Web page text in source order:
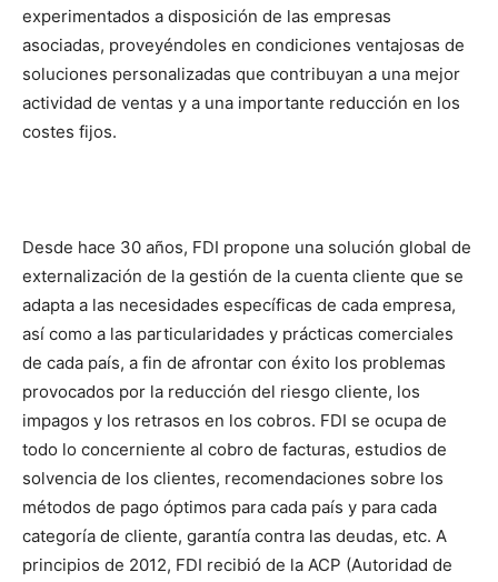
experimentados a disposición de las empresas
asociadas, proveyéndoles en condiciones ventajosas de
soluciones personalizadas que contribuyan a una mejor
actividad de ventas y a una importante reducción en los
costes fijos.
Desde hace 30 años, FDI propone una solución global de
externalización de la gestión de la cuenta cliente que se
adapta a las necesidades específicas de cada empresa,
así como a las particularidades y prácticas comerciales
de cada país, a fin de afrontar con éxito los problemas
provocados por la reducción del riesgo cliente, los
impagos y los retrasos en los cobros. FDI se ocupa de
todo lo concerniente al cobro de facturas, estudios de
solvencia de los clientes, recomendaciones sobre los
métodos de pago óptimos para cada país y para cada
categoría de cliente, garantía contra las deudas, etc. A
principios de 2012, FDI recibió de la ACP (Autoridad de